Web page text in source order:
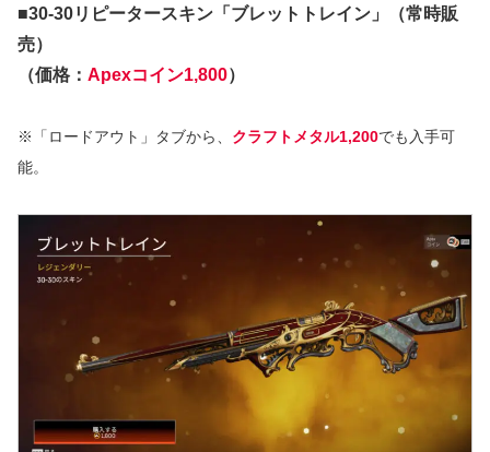
■30-30リピータースキン「ブレットトレイン」（常時販
売）
（価格： Apexコイン1,800）
※「ロードアウト」タブから、 クラフトメタル1,200でも入手可
能。